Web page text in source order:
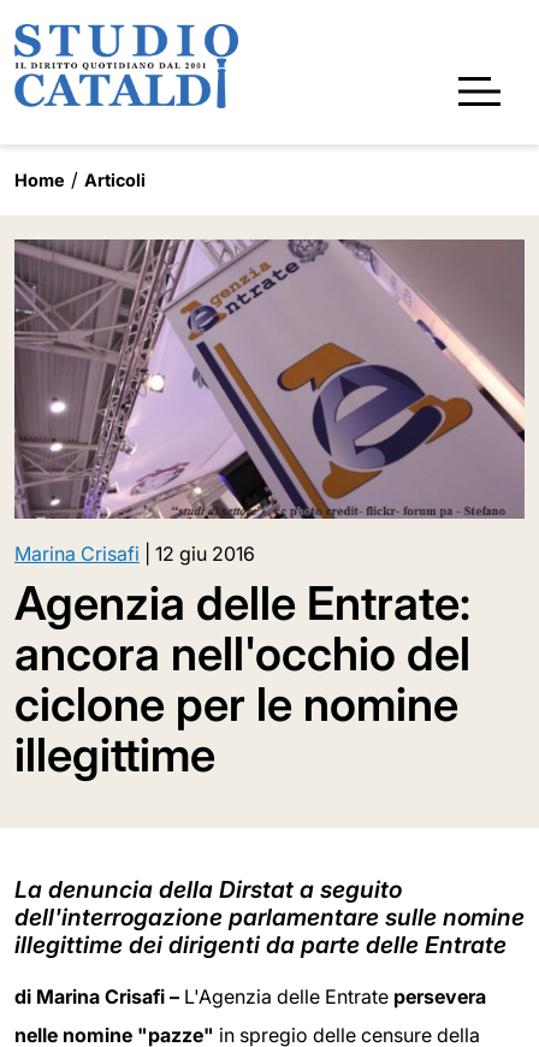
Home Articoli
Marina Crisafi 12 giu 2016
Agenzia delle Entrate:
ancora nell'occhio del
ciclone per le nomine
illegittime
La denuncia della Dirstat a seguito
dell'interrogazione parlamentare sulle nomine
illegittime dei dirigenti da parte delle Entrate
di Marina Crisafi – L'Agenzia delle Entrate persevera
nelle nomine "pazze" in spregio delle censure della